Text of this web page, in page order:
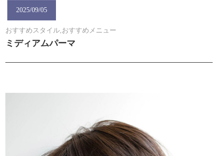
2025/09/05
おすすめスタイル,おすすめメニュー
ミディアムパーマ